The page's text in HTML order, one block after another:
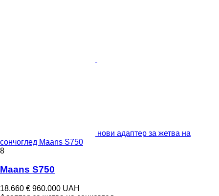
нови адаптер за жетва на
сончоглед Maans S750
8
Maans S750
18.660 € 960.000 UAH